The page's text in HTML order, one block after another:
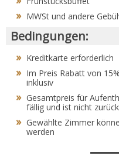
MWSt und andere
Bedingungen:
Kreditkarte erforderlich
Im Preis Rabatt von
inklusiv
Gesamtpreis für
fällig und ist nicht
Gewählte Zimmer
werden